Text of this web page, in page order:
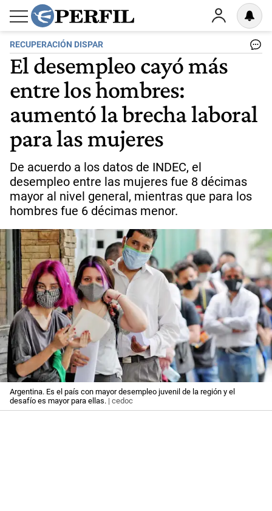
RECUPERACIÓN DISPAR
El desempleo cayó más
entre los hombres:
aumentó la brecha laboral
para las mujeres
De acuerdo a los datos de INDEC, el
desempleo entre las mujeres fue 8 décimas
mayor al nivel general, mientras que para los
hombres fue 6 décimas menor.
Argentina. Es el país con mayor desempleo juvenil de la región y el
desafío es mayor para ellas. | cedoc